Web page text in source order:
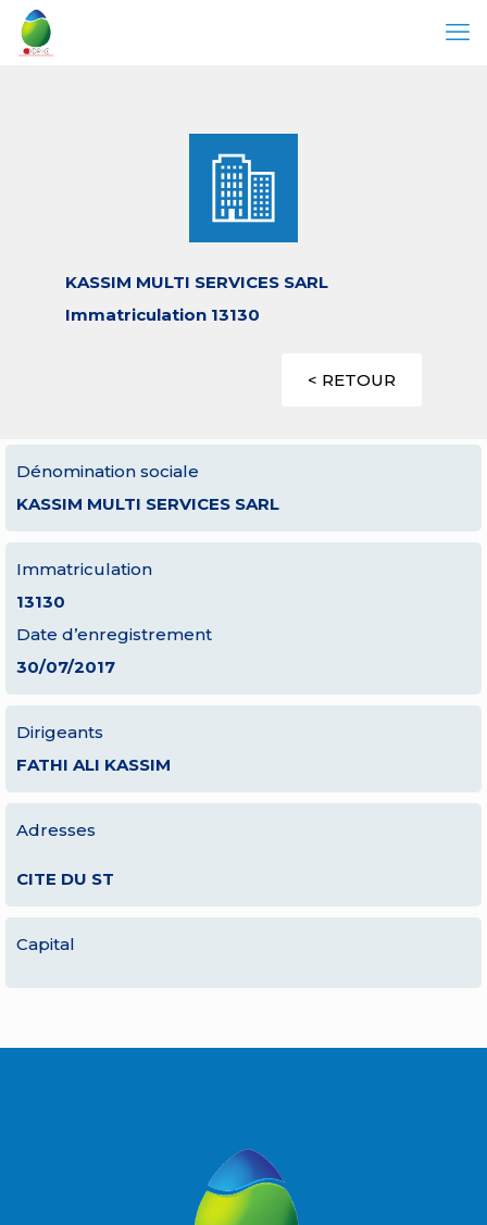
KASSIM MULTI SERVICES SARL
Immatriculation 13130
< RETOUR
Dénomination sociale
KASSIM MULTI SERVICES SARL
Immatriculation
13130
Date d’enregistrement
30/07/2017
Dirigeants
FATHI ALI KASSIM
Adresses
CITE DU ST
Capital